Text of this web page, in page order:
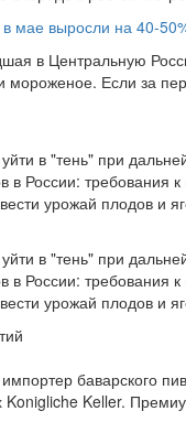
мае выросли на 40-
в Центральную
мороженое. Если за
в "тень" при
России: требования к
урожай плодов и
в "тень" при
России: требования к
урожай плодов и
баварского
Konigliche Keller.